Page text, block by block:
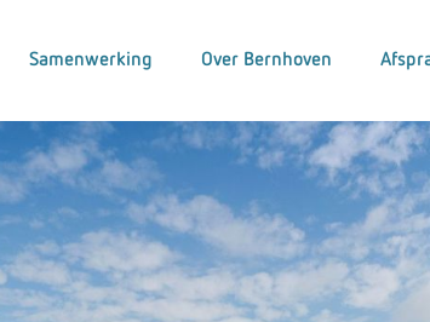
Samenwerking Over Bernhoven